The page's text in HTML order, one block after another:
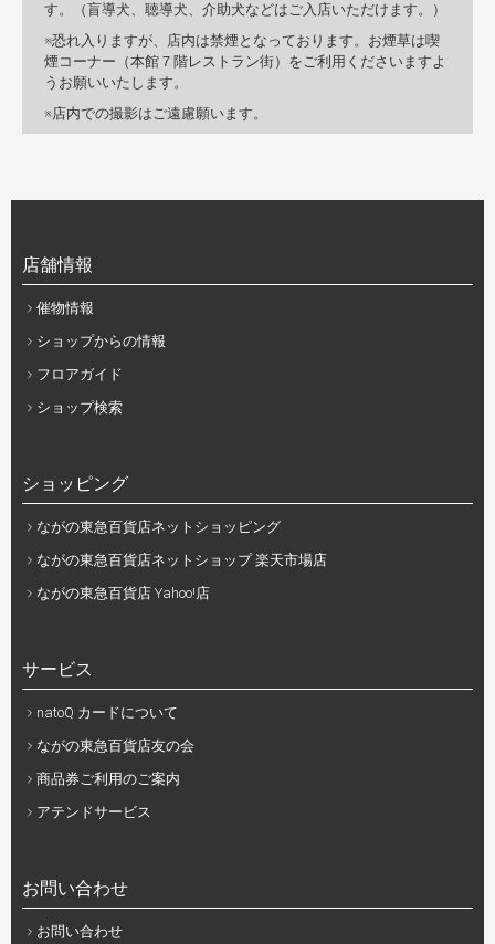
す。（盲導犬、聴導犬、介助犬などはご入店いただけます。）
恐れ入りますが、店内は禁煙となっております。お煙草は喫
煙コーナー（本館７階レストラン街）をご利用くださいますよ
うお願いいたします。
店内での撮影はご遠慮願います。
店舗情報
催物情報
ショップからの情報
フロアガイド
ショップ検索
ショッピング
ながの東急百貨店ネットショッピング
ながの東急百貨店ネットショップ 楽天市場店
ながの東急百貨店 Yahoo!店
サービス
natoQ カードについて
ながの東急百貨店友の会
商品券ご利用のご案内
アテンドサービス
お問い合わせ
お問い合わせ